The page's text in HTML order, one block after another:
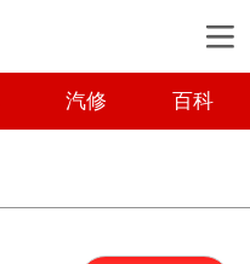
汽修 百科